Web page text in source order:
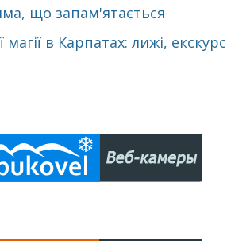
що запам'ятається
в Карпатах: лижі,